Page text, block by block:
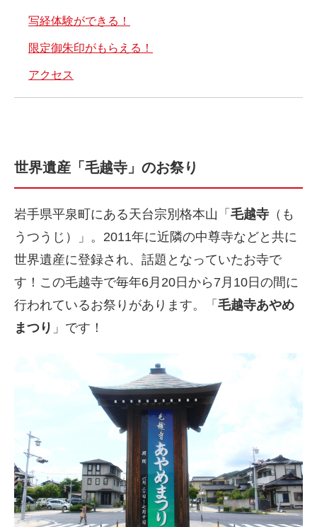
写経体験ができる！
限定御朱印がもらえる！
アクセス
世界遺産「毛越寺」のお祭り
岩手県平泉町にある天台宗別格本山「 毛越寺 （も
うつうじ）」。2011年に近隣の中尊寺などと共に
世界遺産に登録され、話題となっていたお寺で
す！この毛越寺で毎年6月20日から7月10日の間に
行われているお祭りがあります。「 毛越寺あやめ
まつり 」です！